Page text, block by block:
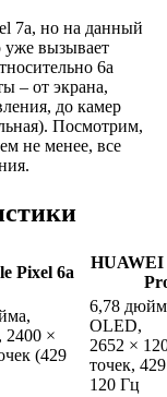
7a, но на данный
уже вызывает
6a
– от экрана,
до камер
Посмотрим,
не менее, все
Pixel 6a
HUAWEI
2400 ×
(429
6,78
OLED,
2652 ×
точек,
120 Гц